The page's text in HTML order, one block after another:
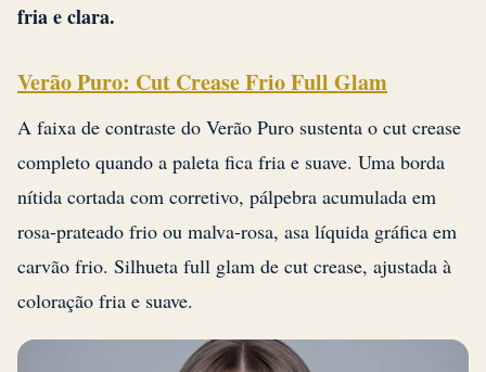
fria e clara.
Verão Puro: Cut Crease Frio Full Glam
A faixa de contraste do Verão Puro sustenta o cut crease
completo quando a paleta fica fria e suave. Uma borda
nítida cortada com corretivo, pálpebra acumulada em
rosa-prateado frio ou malva-rosa, asa líquida gráfica em
carvão frio. Silhueta full glam de cut crease, ajustada à
coloração fria e suave.